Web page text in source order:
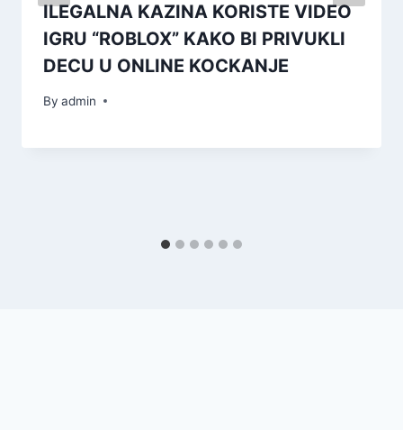
ILEGALNA KAZINA KORISTE VIDEO
IGRU “ROBLOX” KAKO BI PRIVUKLI
DECU U ONLINE KOCKANJE
By admin